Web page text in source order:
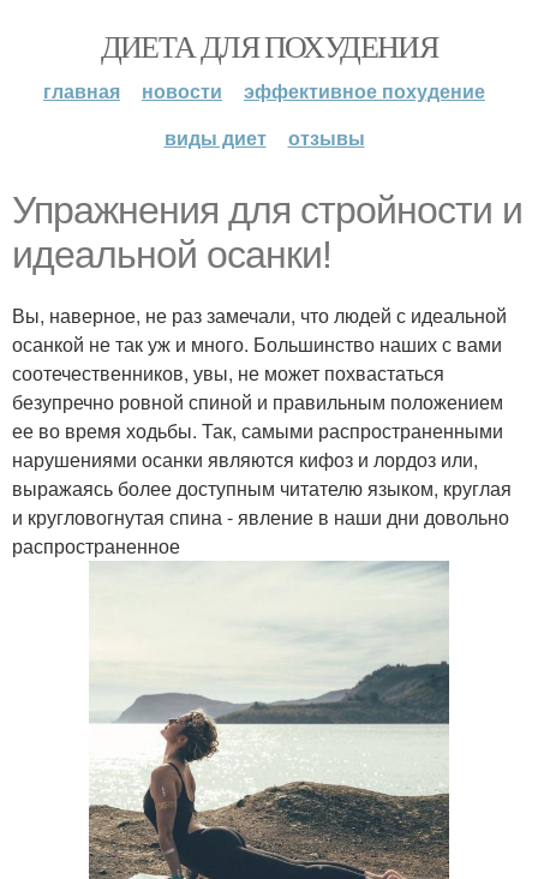
ДИЕТА ДЛЯ ПОХУДЕНИЯ
главная новости
эффективное похудение
виды диет
отзывы
Упражнения для стройности и
идеальной осанки!
Вы, наверное, не раз замечали, что людей с идеальной
осанкой не так уж и много. Большинство наших с вами
соотечественников, увы, не может похвастаться
безупречно ровной спиной и правильным положением
ее во время ходьбы. Так, самыми распространенными
нарушениями осанки являются кифоз и лордоз или,
выражаясь более доступным читателю языком, круглая
и кругловогнутая спина - явление в наши дни довольно
распространенное